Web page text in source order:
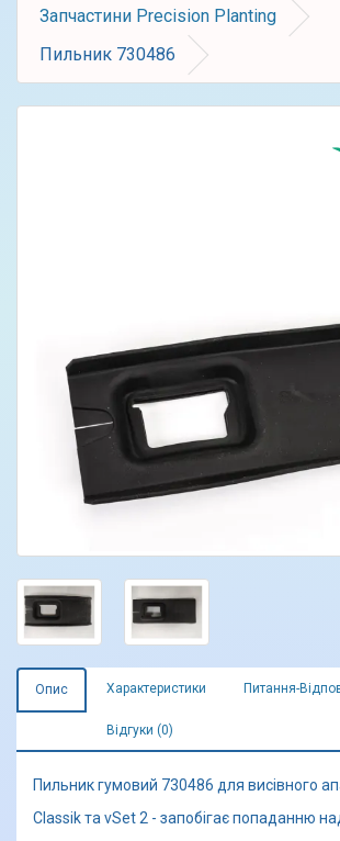
Запчастини Precision Planting
Пильник 730486
Опис Характеристики Питання-
Відгуки (0)
Пильник гумовий 730486 для висівного
Classik та vSet 2 - запобігає попаданню